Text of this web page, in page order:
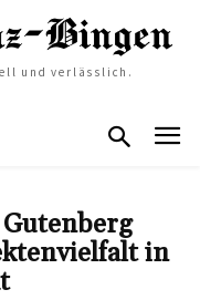
und verlässlich.
in